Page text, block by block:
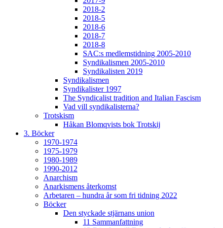
2018-2
2018-5
2018-6
2018-7
2018-8
SAC:s medlemstidning 2005-2010
Syndikalismen 2005-2010
Syndikalisten 2019
Syndikalismen
Syndikalister 1997
The Syndicalist tradition and Italian Fascism
Vad vill syndikalisterna?
Trotskism
Håkan Blomqvists bok Trotskij
3. Böcker
1970-1974
1975-1979
1980-1989
1990-2012
Anarchism
Anarkismens återkomst
Arbetaren – hundra år som fri tidning 2022
Böcker
Den styckade stjärnans union
11 Sammanfattning